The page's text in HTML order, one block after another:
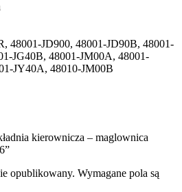
48001-JD900, 48001-JD90B, 48001-
JG40B, 48001-JM00A, 48001-
JY40A, 48010-JM00B
kierownicza – maglownica
opublikowany. Wymagane pola są